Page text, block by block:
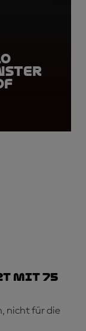
mit 75
nicht für die